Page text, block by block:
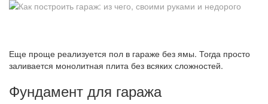
Еще проще реализуется пол в гараже без ямы. Тогда просто
заливается монолитная плита без всяких сложностей.
Фундамент для гаража